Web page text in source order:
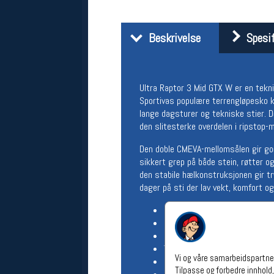
Beskrivelse
Ultra Raptor 3 Mid GTX W er en
Sportivas populære terrengløpesko
lange dagsturer og tekniske stier.
den slitesterke overdelen i ripstop-
Den doble CMEVA-mellomsålen
sikkert grep på både stein, røtter
den stabile hælkonstruksjonen gir
dager på sti der lav vekt, komfort
Overdel: Slitesterk ripstop-
Membran: GORE-TEX®
Mellomsåle: Dual-density CMEVA
Yttersåle: FriXion® White XF
Knotter: 4 mm
Vi og våre
Tilpasse og forbedre
Man-Fredag:
11-18
Lørdag:
11-16
nederste blå linjen
Følg oss på